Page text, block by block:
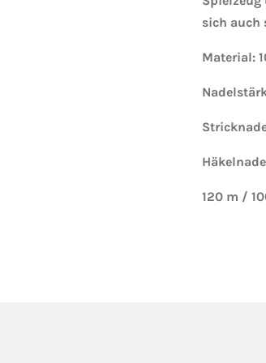
sich auch
Material:
120 m /